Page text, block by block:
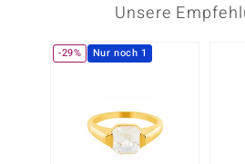
Unsere
-29% Nur noch 1